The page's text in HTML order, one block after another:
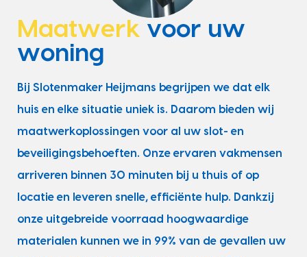
Maatwerk voor uw
woning
Bij Slotenmaker Heijmans begrijpen we dat elk
huis en elke situatie uniek is. Daarom bieden wij
maatwerkoplossingen voor al uw slot- en
beveiligingsbehoeften. Onze ervaren vakmensen
arriveren binnen 30 minuten bij u thuis of op
locatie en leveren snelle, efficiënte hulp. Dankzij
onze uitgebreide voorraad hoogwaardige
materialen kunnen we in 99% van de gevallen uw